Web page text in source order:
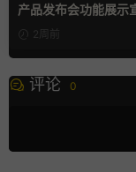
产品发布会功能展示
片头2周前
评论 0